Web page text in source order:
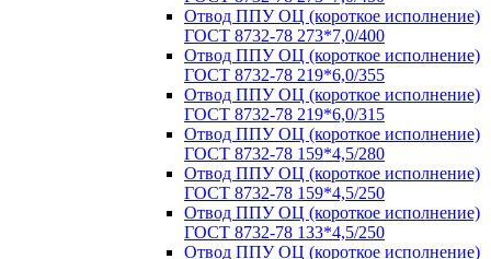
Отвод ППУ ОЦ (короткое исполнение)
ГОСТ 8732-78 273*7,0/400
Отвод ППУ ОЦ (короткое исполнение)
ГОСТ 8732-78 219*6,0/355
Отвод ППУ ОЦ (короткое исполнение)
ГОСТ 8732-78 219*6,0/315
Отвод ППУ ОЦ (короткое исполнение)
ГОСТ 8732-78 159*4,5/280
Отвод ППУ ОЦ (короткое исполнение)
ГОСТ 8732-78 159*4,5/250
Отвод ППУ ОЦ (короткое исполнение)
ГОСТ 8732-78 133*4,5/250
Отвод ППУ ОЦ (короткое исполнение)